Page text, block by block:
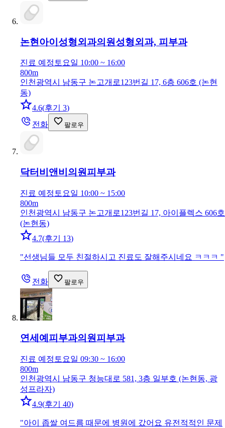
논현아이성형외과의원 성형외과, 피부과
진료 예정 토요일 10:00 ~ 16:00
800m
인천광역시 남동구 논고개로123번길 17, 6층 606호 (논현
동)
4.6(후기 3)
전화
팔로우
닥터비앤비의원 피부과
진료 예정 토요일 10:00 ~ 15:00
800m
인천광역시 남동구 논고개로123번길 17, 아이플렉스 606호
(논현동)
4.7(후기 13)
"선생님들 모두 친절하시고 진료도 잘해주시네요 ㅋㅋㅋ "
전화 팔로우
연세예피부과의원피부과
진료 예정 토요일 09:30 ~ 16:00
800m
인천광역시 남동구 청능대로 581, 3층 일부호 (논현동, 광
성프라자)
4.9(후기 40)
"아이 좁쌀 여드름 때문에 병원에 갔어요 유전적적인 문제